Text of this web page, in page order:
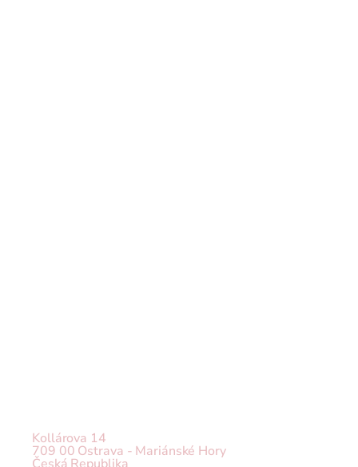
Kollárova 14
709 00 Ostrava - Mariánské Hory